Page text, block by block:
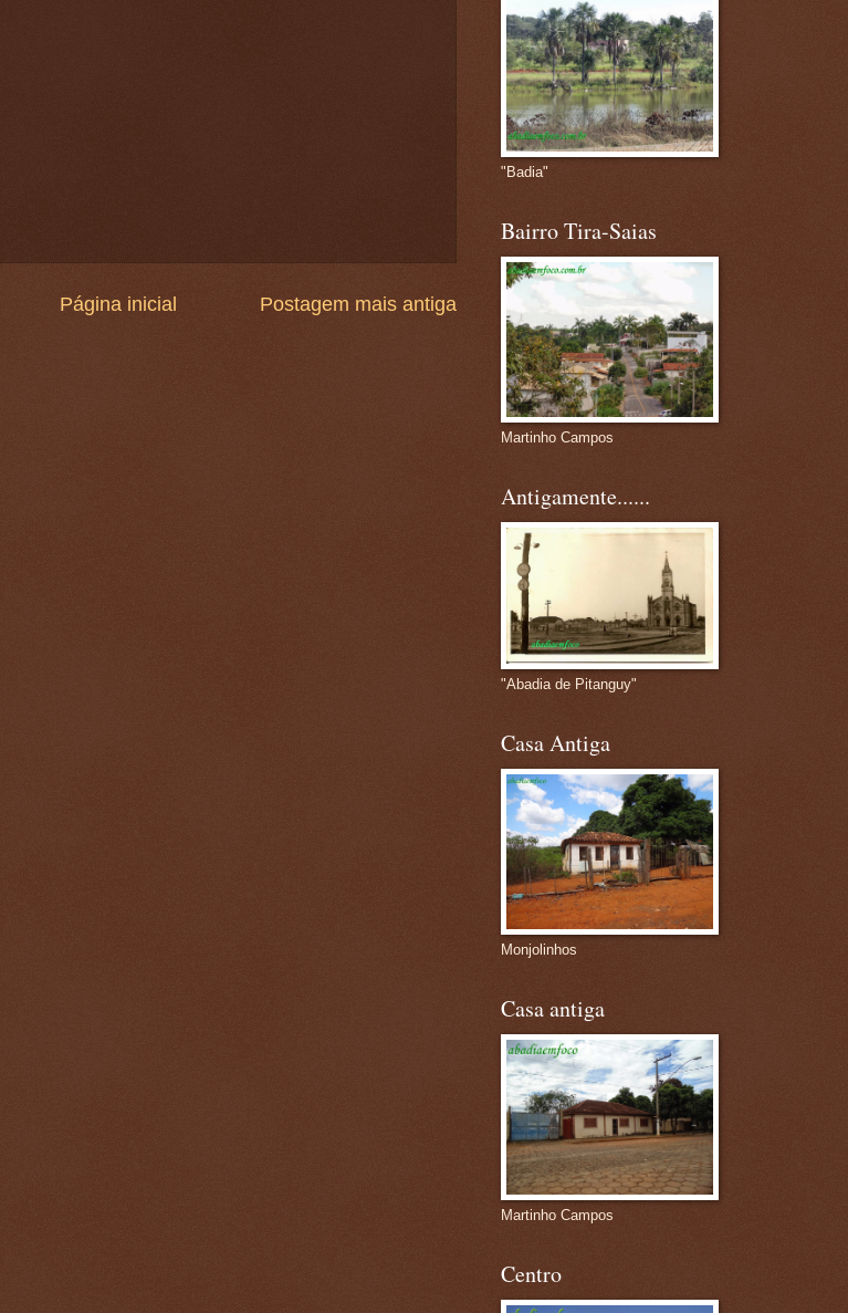
Postagem mais antiga
Página inicial
"Badia"
Bairro Tira-Saias
Martinho Campos
Antigamente......
"Abadia de Pitanguy"
Casa Antiga
Monjolinhos
Casa antiga
Martinho Campos
Centro